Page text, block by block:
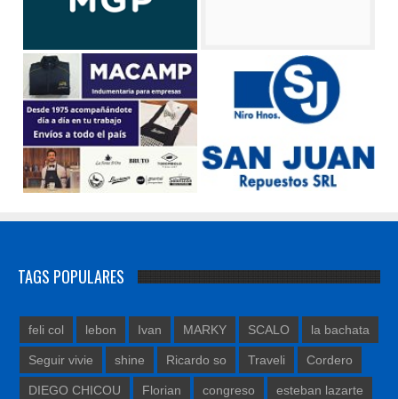
TAGS POPULARES
feli col lebon Ivan MARKY SCALO la bachata
Seguir vivie shine Ricardo so Traveli Cordero
DIEGO CHICOU Florian congreso esteban lazarte